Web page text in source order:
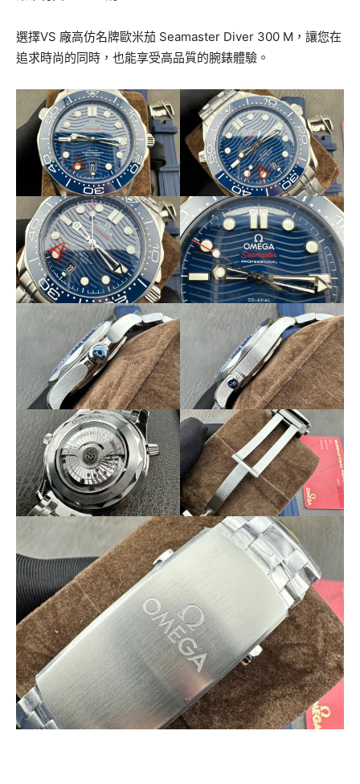
選擇VS 廠高仿名牌歐米茄 Seamaster Diver 300 M，讓您在
追求時尚的同時，也能享受高品質的腕錶體驗。